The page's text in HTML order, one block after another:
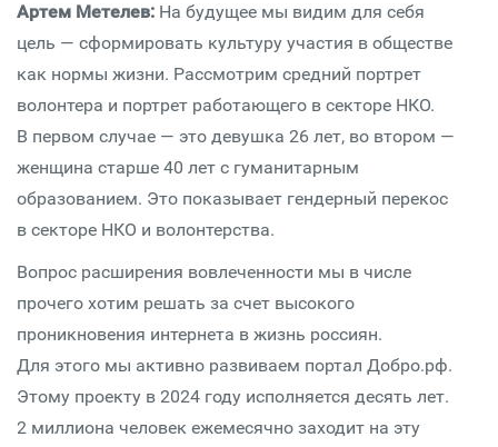
Артем Метелев: На будущее мы видим для себя
цель — сформировать культуру участия в обществе
как нормы жизни. Рассмотрим средний портрет
волонтера и портрет работающего в секторе НКО.
В первом случае — это девушка 26 лет, во втором —
женщина старше 40 лет с гуманитарным
образованием. Это показывает гендерный перекос
в секторе НКО и волонтерства.
Вопрос расширения вовлеченности мы в числе
прочего хотим решать за счет высокого
проникновения интернета в жизнь россиян.
Для этого мы активно развиваем портал Добро.рф.
Этому проекту в 2024 году исполняется десять лет.
2 миллиона человек ежемесячно заходит на эту